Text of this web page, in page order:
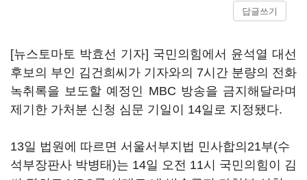
답글쓰기
[뉴스토마토 박효선 기자] 국민의힘에서 윤석열 대선
후보의 부인 김건희씨가 기자와의 7시간 분량의 전화
녹취록을 보도할 예정인 MBC 방송을 금지해달라며
제기한 가처분 신청 심문 기일이 14일로 지정됐다.
13일 법원에 따르면 서울서부지법 민사합의21부(수
석부장판사 박병태)는 14일 오전 11시 국민의힘이 김